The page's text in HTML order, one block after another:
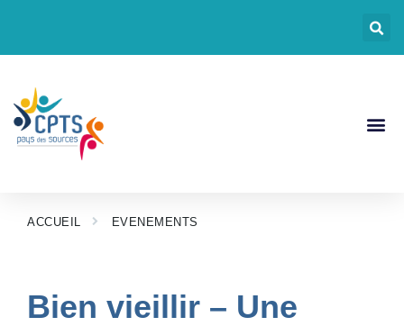
ACCUEIL EVENEMENTS
Bien vieillir – Une